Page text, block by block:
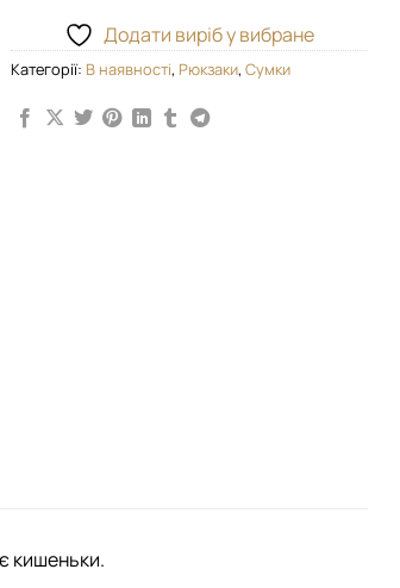
Додати виріб у вибране
Категорії: В наявності, Рюкзаки, Сумки
кишеньки.